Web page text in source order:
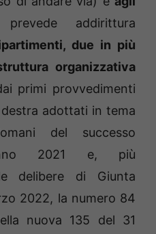
prevede addirittura
due in più
organizzativa
primi provvedimenti
adottati in tema
del successo
2021 e, più
delibere di Giunta
2022, la numero 84
nuova 135 del 31